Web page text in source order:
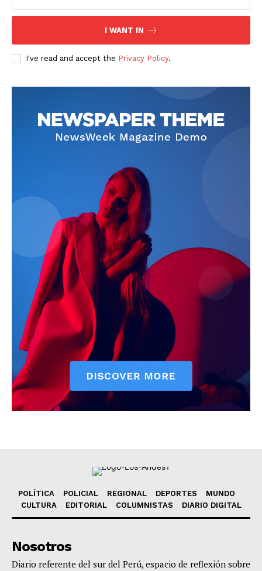
SUSCRIBETE
Nosotros
I WANT IN
I've read and accept the Privacy Policy.
POLÍTICA POLICIAL REGIONAL DEPORTES
MUNDO
CULTURA
EDITORIAL COLUMNISTAS DIARIO DIGITAL
Nosotros
Diario referente del sur del Perú, espacio de reflexión sobre